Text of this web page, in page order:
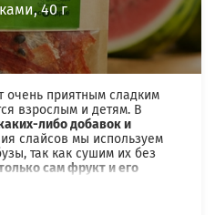
в подарочную
фото оформления в галерее.
линейка большой
для женщин и мужчин.
с ними в разделах
", "Подари мужчине".
40 г
очень приятным сладким
взрослым и детям. В
либо добавок и
слайсов мы используем
так как сушим их без
сам фрукт и его